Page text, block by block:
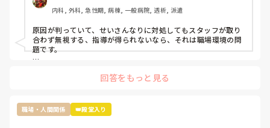
やってなかったりケアレスミスが目立つようになり、もとも
とよく思われてなかったため、この行いからついに見捨てら
れました。
見捨てられたと確信したのは明らかにもう何も指導していた
だけなくなり、詰所で〜さんにはもう無視した。もう教えな
原因は自分だとわかっているのでしょうがないことだとは理
いのかわからなくなりました。
ちなみに私の職場ではすぐ噂は広まるので私のことはほぼ全
内科, 外科, 急性期, 病棟, 一般病院, 透析, 派遣
原因が判っていて、せいさんなりに対処してもスタッフが取り
合わず無視する、指導が得られないなら、それは職場環境の問
題です。
かれているんですよね。
回答をもっと見る
職場・人間関係 👑殿堂入り